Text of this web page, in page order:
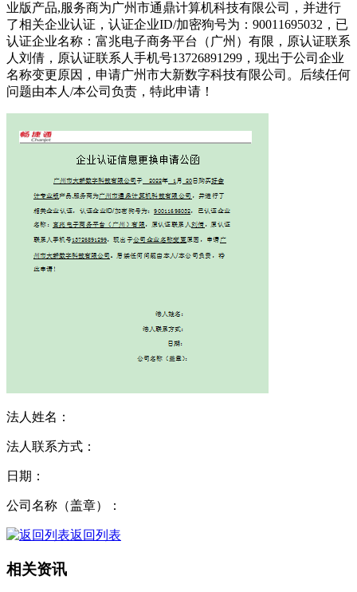
业版产品,服务商为广州市通鼎计算机科技有限公司，并进行
了相关企业认证，认证企业ID/加密狗号为：90011695032，已
认证企业名称：富兆电子商务平台（广州）有限，原认证联系
人刘倩，原认证联系人手机号13726891299，现出于公司企业
名称变更原因，申请广州市大新数字科技有限公司。后续任何
问题由本人/本公司负责，特此申请！
法人姓名：
法人联系方式：
日期：
公司名称（盖章）：
返回列表
相关资讯